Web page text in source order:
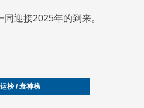
迎接2025年的到来。
榜 / 衰神榜